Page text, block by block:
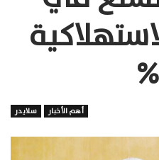
أهم الأخبار سلايدر